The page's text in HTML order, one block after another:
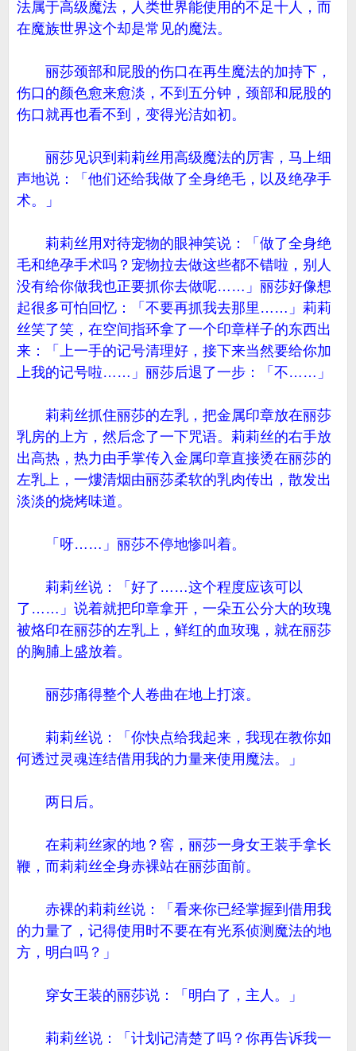
法属于高级魔法，人类世界能使用的不足十人，而
在魔族世界这个却是常见的魔法。
丽莎颈部和屁股的伤口在再生魔法的加持下，
伤口的颜色愈来愈淡，不到五分钟，颈部和屁股的
伤口就再也看不到，变得光洁如初。
丽莎见识到莉莉丝用高级魔法的厉害，马上细
声地说：「他们还给我做了全身绝毛，以及绝孕手
术。」
莉莉丝用对待宠物的眼神笑说：「做了全身绝
毛和绝孕手术吗？宠物拉去做这些都不错啦，别人
没有给你做我也正要抓你去做呢……」丽莎好像想
起很多可怕回忆：「不要再抓我去那里……」莉莉
丝笑了笑，在空间指环拿了一个印章样子的东西出
来：「上一手的记号清理好，接下来当然要给你加
上我的记号啦……」丽莎后退了一步：「不……」
莉莉丝抓住丽莎的左乳，把金属印章放在丽莎
乳房的上方，然后念了一下咒语。莉莉丝的右手放
出高热，热力由手掌传入金属印章直接烫在丽莎的
左乳上，一熡清烟由丽莎柔软的乳肉传出，散发出
淡淡的烧烤味道。
「呀……」丽莎不停地惨叫着。
莉莉丝说：「好了……这个程度应该可以
了……」说着就把印章拿开，一朵五公分大的玫瑰
被烙印在丽莎的左乳上，鲜红的血玫瑰，就在丽莎
的胸脯上盛放着。
丽莎痛得整个人卷曲在地上打滚。
莉莉丝说：「你快点给我起来，我现在教你如
何透过灵魂连结借用我的力量来使用魔法。」
两日后。
在莉莉丝家的地？窖，丽莎一身女王装手拿长
鞭，而莉莉丝全身赤裸站在丽莎面前。
赤裸的莉莉丝说：「看来你已经掌握到借用我
的力量了，记得使用时不要在有光系侦测魔法的地
方，明白吗？」
穿女王装的丽莎说：「明白了，主人。」
莉莉丝说：「计划记清楚了吗？你再告诉我一